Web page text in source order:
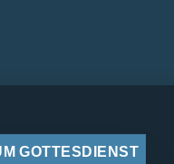
GOTTESDIENST